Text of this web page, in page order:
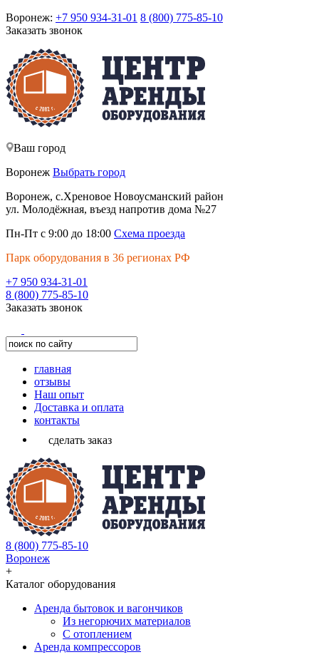
Воронеж: +7 950 934-31-01 8 (800) 775-85-10
Заказать звонок
Ваш город
Воронеж Выбрать город
Воронеж, с.Хреновое Новоусманский район
ул. Молодёжная, въезд напротив дома №27
Пн-Пт с 9:00 до 18:00 Схема проезда
Парк оборудования в 36 регионах РФ
+7 950 934-31-01
8 (800) 775-85-10
Заказать звонок
главная
отзывы
Наш опыт
Доставка и оплата
контакты
сделать заказ
8 (800) 775-85-10
Воронеж
+
Каталог оборудования
Аренда бытовок и вагончиков
Из негорючих материалов
С отоплением
Аренда компрессоров